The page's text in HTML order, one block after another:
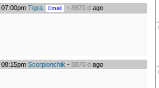
Tigra - 8870 dago
Scorpionchik - 8870 dago